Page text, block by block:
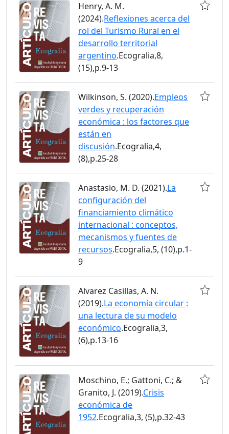
Henry, A. M.
(2024).Reflexiones acerca del
rol del Turismo Rural en el
desarrollo territorial
argentino.Ecogralia,8,
(15),p.9-13
Wilkinson, S. (2020).Empleos
verdes y recuperación
económica : los factores que
están en
discusión.Ecogralia,4,
(8),p.25-28
Anastasio, M. D. (2021).La
configuración del
financiamiento climático
internacional : conceptos,
mecanismos y fuentes de
recursos.Ecogralia,5, (10),p.1-
9
Alvarez Casillas, A. N.
(2019).La economía circular :
una lectura de su modelo
económico.Ecogralia,3,
(6),p.13-16
Moschino, E.; Gattoni, C.; &
Granito, J. (2019).Crisis
económica de
1952.Ecogralia,3, (5),p.32-43